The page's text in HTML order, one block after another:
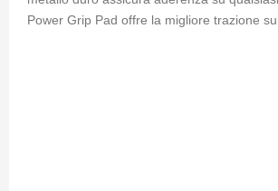
Power Grip Pad offre la migliore trazione